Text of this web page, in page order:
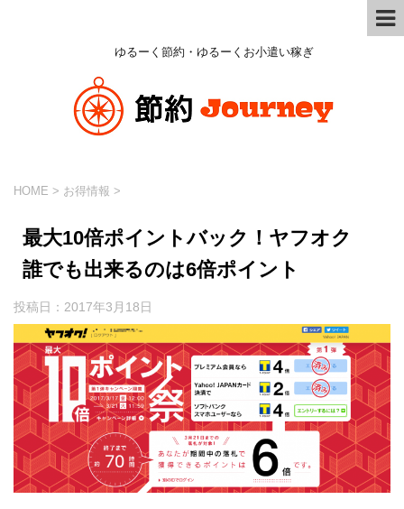
ゆるーく節約・ゆるーくお小遣い稼ぎ
HOME > お得情報 >
最大10倍ポイントバック！ヤフオク
誰でも出来るのは6倍ポイント
投稿日： 2017年3月18日